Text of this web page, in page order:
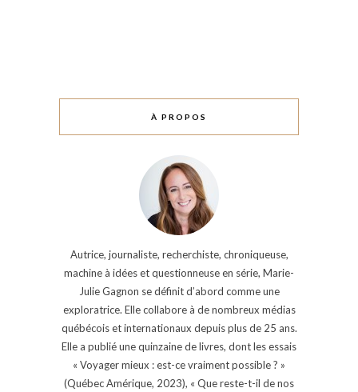
À PROPOS
Autrice, journaliste, recherchiste, chroniqueuse,
machine à idées et questionneuse en série, Marie-
Julie Gagnon se définit d’abord comme une
exploratrice. Elle collabore à de nombreux médias
québécois et internationaux depuis plus de 25 ans.
Elle a publié une quinzaine de livres, dont les essais
« Voyager mieux : est-ce vraiment possible ? »
(Québec Amérique, 2023), « Que reste-t-il de nos